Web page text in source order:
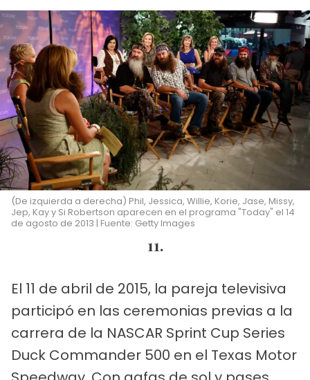
(De izquierda a derecha) Phil, Jessica, Willie, Korie, Jase, Missy,
Jep, Kay y Si Robertson aparecen en el programa "Today" el 14
de agosto de 2013 | Fuente: Getty Images
11.
El 11 de abril de 2015, la pareja televisiva
participó en las ceremonias previas a la
carrera de la NASCAR Sprint Cup Series
Duck Commander 500 en el Texas Motor